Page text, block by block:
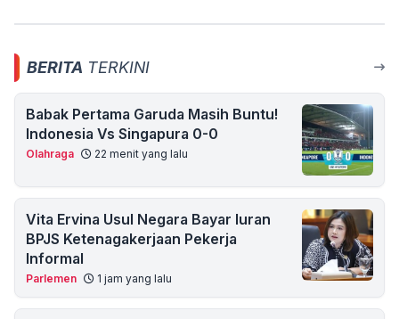
BERITA TERKINI
Babak Pertama Garuda Masih Buntu!
Indonesia Vs Singapura 0-0
Olahraga 22 menit yang lalu
Vita Ervina Usul Negara Bayar Iuran
BPJS Ketenagakerjaan Pekerja
Informal
Parlemen 1 jam yang lalu